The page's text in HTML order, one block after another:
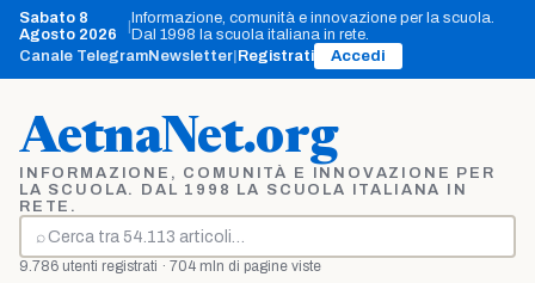
Vai
contenuto
Sabato 8
Agosto 2026
Informazione, comunità e innovazione per la scuola.
Dal 1998 la scuola italiana in rete.
Canale TelegramNewsletter Registrati Accedi
AetnaNet.org
INFORMAZIONE, COMUNITÀ E INNOVAZIONE PER
LA SCUOLA. DAL 1998 LA SCUOLA ITALIANA IN
RETE.
⌕
Cerca
9.786 utenti registrati · 704 mln di pagine viste